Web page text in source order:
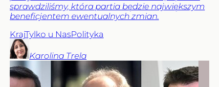
sprawdziliśmy, która partia będzie największym
beneficjentem ewentualnych zmian.
KrajTylko u NasPolityka
Karolina Trela